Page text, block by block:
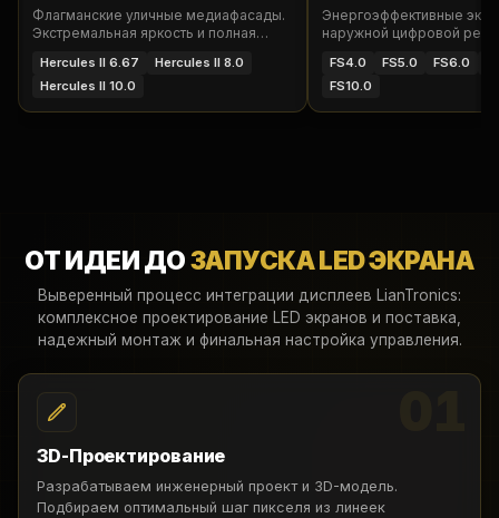
Флагманские уличные медиафасады.
Экстремальная яркость и полная
Hercules II 6.67
Hercules II 8.0
Hercules II 10.0
Энергоэффективные
наружной цифровой
FS4.0 FS5.0 FS6.0
FS10.0
ОТ ИДЕИ ДОЗАПУСКА LED ЭКРАНА
Выверенный процесс интеграции дисплеев LianTronics:
комплексное проектирование LED экранов и поставка,
надежный монтаж и финальная настройка управления.
3D-Проектирование
Разрабатываем инженерный проект и 3D-модель.
Подбираем оптимальный шаг пикселя из линеек